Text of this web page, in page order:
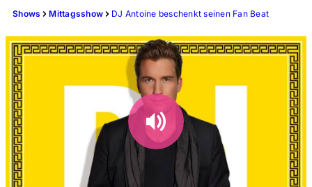
Shows Mittagsshow DJ Antoine beschenkt seinen Fan Beat